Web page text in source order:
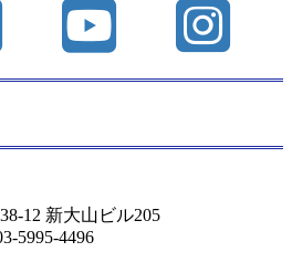
12 新大山ビル205
5995-4496